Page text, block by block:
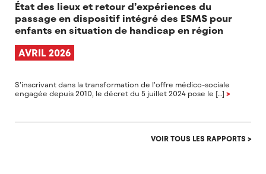
État des lieux et retour d’expériences du
passage en dispositif intégré des ESMS pour
enfants en situation de handicap en région
AVRIL 2026
S’inscrivant dans la transformation de l’offre médico-sociale
engagée depuis 2010, le décret du 5 juillet 2024 pose le […]>
VOIR TOUS LES RAPPORTS >